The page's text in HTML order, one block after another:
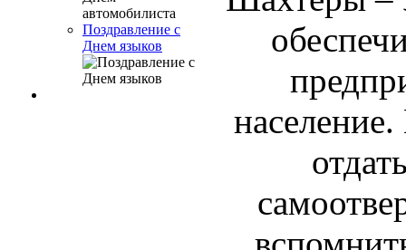
Поздравление с
Днем языков